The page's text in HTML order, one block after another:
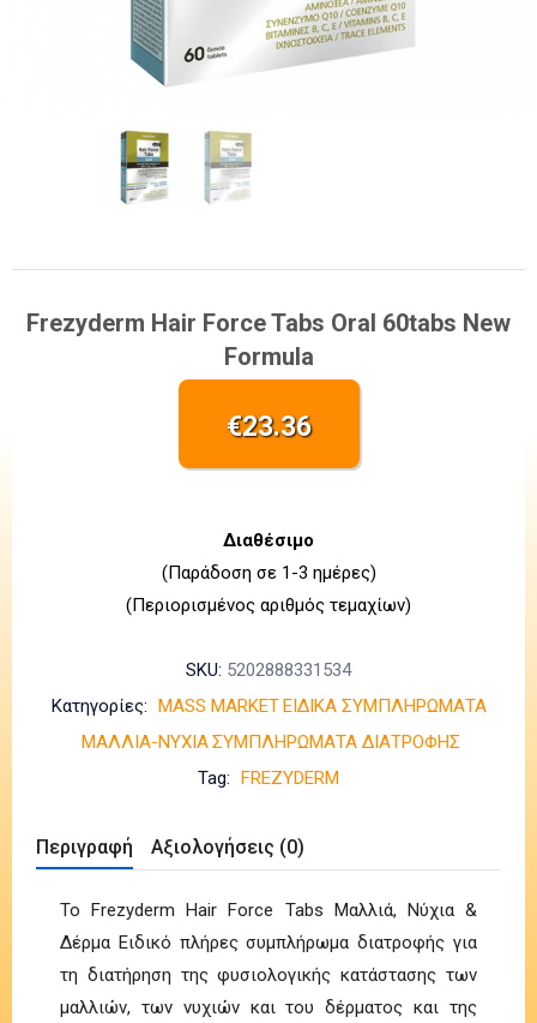
Frezyderm Hair Force Tabs Oral 60tabs New
Formula
€23.36
Διαθέσιμο
(Παράδοση σε 1-3 ημέρες)
(Περιορισμένος αριθμός τεμαχίων)
SKU: 5202888331534
Κατηγορίες:
MASS MARKET ΕΙΔΙΚΑ ΣΥΜΠΛΗΡΩΜΑΤΑ
ΜΑΛΛΙΑ-ΝΥΧΙΑΣΥΜΠΛΗΡΩΜΑΤΑ ΔΙΑΤΡΟΦΗΣ
Tag:
FREZYDERM
Περιγραφή Αξιολογήσεις (0)
Το Frezyderm Hair Force Tabs Μαλλιά, Νύχια &
Δέρμα Ειδικό πλήρες συμπλήρωμα διατροφής για
τη διατήρηση της φυσιολογικής κατάστασης των
μαλλιών, των νυχιών και του δέρματος και της